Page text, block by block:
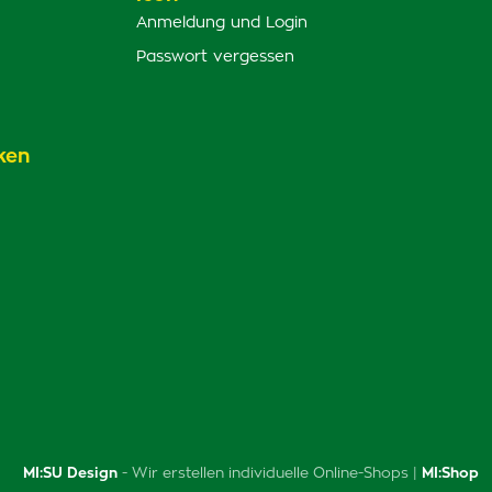
Anmeldung und Login
Passwort vergessen
MI:SU Design - Wir erstellen individuelle Online-Shops | MI:Shop